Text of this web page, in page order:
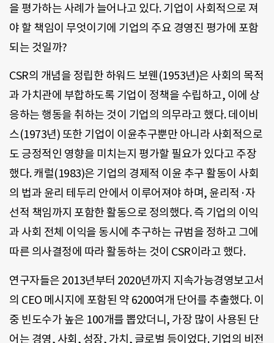
을 평가하는 사례가 늘어나고 있다. 기업이 사회적으로 져
야 할 책임이 무엇이기에 기업의 주요 경영진 평가에 포함
되는 것일까?
CSR의 개념을 정립한 하워드 보웬(1953년)은 사회의 목적
과 가치관에 부합하도록 기업이 정책을 수립하고, 이에 상
응하는 행동을 취하는 것이 기업의 의무라고 했다. 데이비
스(1973년) 또한 기업이 이윤추구뿐만 아니라 사회적으로
도 긍정적인 영향을 미치는지 평가할 필요가 있다고 주장
했다. 캐럴(1983)은 기업의 경제적 이윤 추구 활동이 사회
의 법과 윤리 테두리 안에서 이루어져야 하며, 윤리적·자
선적 책임까지 포함한 활동으로 정의했다. 즉 기업의 이익
과 사회 전체 이익을 동시에 추구하는 규범을 정하고 그에
따른 의사결정에 따라 활동하는 것이 CSR이라고 했다.
연구자들은 2013년부터 2020년까지 지속가능경영보고서
의 CEO 메시지에 포함된 약 6200여개 단어를 추출했다. 이
중 빈도수가 높은 100개를 뽑았더니, 가장 많이 사용된 단
어는 경영, 사회, 성장, 가치, 글로벌 등이었다. 기업의 비전